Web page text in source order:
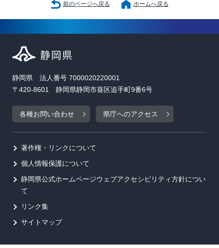
前のページへ戻る ホームへ戻る
静岡県 法人番号 7000020220001
〒420-8601 静岡県静岡市葵区追手町9番6号
各種お問い合わせ 県庁へのアクセス
著作権・リンクについて
個人情報保護について
静岡県公式ホームページウェブアクセシビリティ方針につい
て
リンク集
サイトマップ